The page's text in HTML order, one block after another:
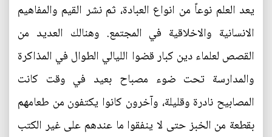
يعد العلم نوعاً من انواع العبادة، ثم نشر القيم والمفاهيم
الانسانية والاخلاقية في المجتمع. وهنالك العديد من
القصص لعلماء دين كبار قضوا الليالي الطوال في المذاكرة
والمدارسة تحت ضوء مصباح بعيد في وقت كانت
المصابيح نادرة وقليلة، وآخرون كانوا يكتفون من طعامهم
بقطعة من الخبز حتى لا ينفقوا ما عندهم على غير الكتب